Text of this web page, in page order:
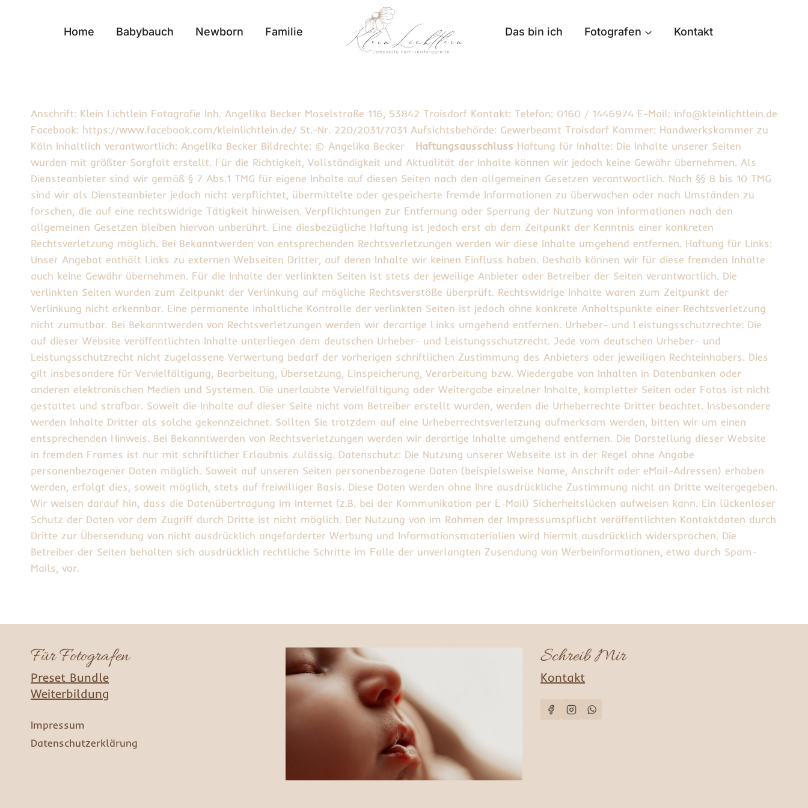
Home Babybauch Newborn Familie Das bin ich Fotografen Kontakt
Anschrift: Klein Lichtlein Fotografie Inh. Angelika Becker Moselstraße 116, 53842 Troisdorf Kontakt: Telefon: 0160 / 1446974 E-Mail: info@kleinlichtlein.de
Facebook: https://www.facebook.com/kleinlichtlein.de/ St.-Nr. 220/2031/7031 Aufsichtsbehörde: Gewerbeamt Troisdorf Kammer: Handwerkskammer zu
Köln Inhaltlich verantwortlich: Angelika Becker Bildrechte: © Angelika Becker Haftungsausschluss Haftung für Inhalte: Die Inhalte unserer Seiten
wurden mit größter Sorgfalt erstellt. Für die Richtigkeit, Vollständigkeit und Aktualität der Inhalte können wir jedoch keine Gewähr übernehmen. Als
Diensteanbieter sind wir gemäß § 7 Abs.1 TMG für eigene Inhalte auf diesen Seiten nach den allgemeinen Gesetzen verantwortlich. Nach §§ 8 bis 10 TMG
sind wir als Diensteanbieter jedoch nicht verpflichtet, übermittelte oder gespeicherte fremde Informationen zu überwachen oder nach Umständen zu
forschen, die auf eine rechtswidrige Tätigkeit hinweisen. Verpflichtungen zur Entfernung oder Sperrung der Nutzung von Informationen nach den
allgemeinen Gesetzen bleiben hiervon unberührt. Eine diesbezügliche Haftung ist jedoch erst ab dem Zeitpunkt der Kenntnis einer konkreten
Rechtsverletzung möglich. Bei Bekanntwerden von entsprechenden Rechtsverletzungen werden wir diese Inhalte umgehend entfernen. Haftung für Links:
Unser Angebot enthält Links zu externen Webseiten Dritter, auf deren Inhalte wir keinen Einfluss haben. Deshalb können wir für diese fremden Inhalte
auch keine Gewähr übernehmen. Für die Inhalte der verlinkten Seiten ist stets der jeweilige Anbieter oder Betreiber der Seiten verantwortlich. Die
verlinkten Seiten wurden zum Zeitpunkt der Verlinkung auf mögliche Rechtsverstöße überprüft. Rechtswidrige Inhalte waren zum Zeitpunkt der
Verlinkung nicht erkennbar. Eine permanente inhaltliche Kontrolle der verlinkten Seiten ist jedoch ohne konkrete Anhaltspunkte einer Rechtsverletzung
nicht zumutbar. Bei Bekanntwerden von Rechtsverletzungen werden wir derartige Links umgehend entfernen. Urheber- und Leistungsschutzrechte: Die
auf dieser Website veröffentlichten Inhalte unterliegen dem deutschen Urheber- und Leistungsschutzrecht. Jede vom deutschen Urheber- und
Leistungsschutzrecht nicht zugelassene Verwertung bedarf der vorherigen schriftlichen Zustimmung des Anbieters oder jeweiligen Rechteinhabers. Dies
gilt insbesondere für Vervielfältigung, Bearbeitung, Übersetzung, Einspeicherung, Verarbeitung bzw. Wiedergabe von Inhalten in Datenbanken oder
anderen elektronischen Medien und Systemen. Die unerlaubte Vervielfältigung oder Weitergabe einzelner Inhalte, kompletter Seiten oder Fotos ist nicht
gestattet und strafbar. Soweit die Inhalte auf dieser Seite nicht vom Betreiber erstellt wurden, werden die Urheberrechte Dritter beachtet. Insbesondere
werden Inhalte Dritter als solche gekennzeichnet. Sollten Sie trotzdem auf eine Urheberrechtsverletzung aufmerksam werden, bitten wir um einen
entsprechenden Hinweis. Bei Bekanntwerden von Rechtsverletzungen werden wir derartige Inhalte umgehend entfernen. Die Darstellung dieser Website
in fremden Frames ist nur mit schriftlicher Erlaubnis zulässig. Datenschutz: Die Nutzung unserer Webseite ist in der Regel ohne Angabe
personenbezogener Daten möglich. Soweit auf unseren Seiten personenbezogene Daten (beispielsweise Name, Anschrift oder eMail-Adressen) erhoben
werden, erfolgt dies, soweit möglich, stets auf freiwilliger Basis. Diese Daten werden ohne Ihre ausdrückliche Zustimmung nicht an Dritte weitergegeben.
Wir weisen darauf hin, dass die Datenübertragung im Internet (z.B. bei der Kommunikation per E-Mail) Sicherheitslücken aufweisen kann. Ein lückenloser
Schutz der Daten vor dem Zugriff durch Dritte ist nicht möglich. Der Nutzung von im Rahmen der Impressumspflicht veröffentlichten Kontaktdaten durch
Dritte zur Übersendung von nicht ausdrücklich angeforderter Werbung und Informationsmaterialien wird hiermit ausdrücklich widersprochen. Die
Betreiber der Seiten behalten sich ausdrücklich rechtliche Schritte im Falle der unverlangten Zusendung von Werbeinformationen, etwa durch Spam-
Mails, vor.
Für Fotografen
Preset Bundle
Weiterbildung
Impressum
Datenschutzerklärung
Schreib Mir
Kontakt